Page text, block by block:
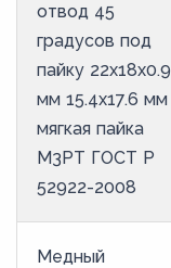
отвод 45
градусов под
пайку 22х18х0.9
мм 15.4х17.6 мм
мягкая пайка
М3РТ ГОСТ Р
52922-2008
Медный